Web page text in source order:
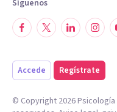
Síguenos
Accede Regístrate
© Copyright 2026